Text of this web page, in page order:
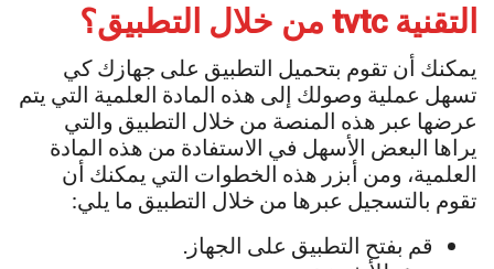
التقنيةtvtc من خلال التطبيق؟
يمكنك أن تقوم بتحميل التطبيق على جهازك كي
تسهل عملية وصولك إلى هذه المادة العلمية التي يتم
عرضها عبر هذه المنصة من خلال التطبيق والتي
يراها البعض الأسهل في الاستفادة من هذه المادة
العلمية، ومن أبزر هذه الخطوات التي يمكنك أن
تقوم بالتسجيل عبرها من خلال التطبيق ما يلي:
قم بفتح التطبيق على الجهاز.